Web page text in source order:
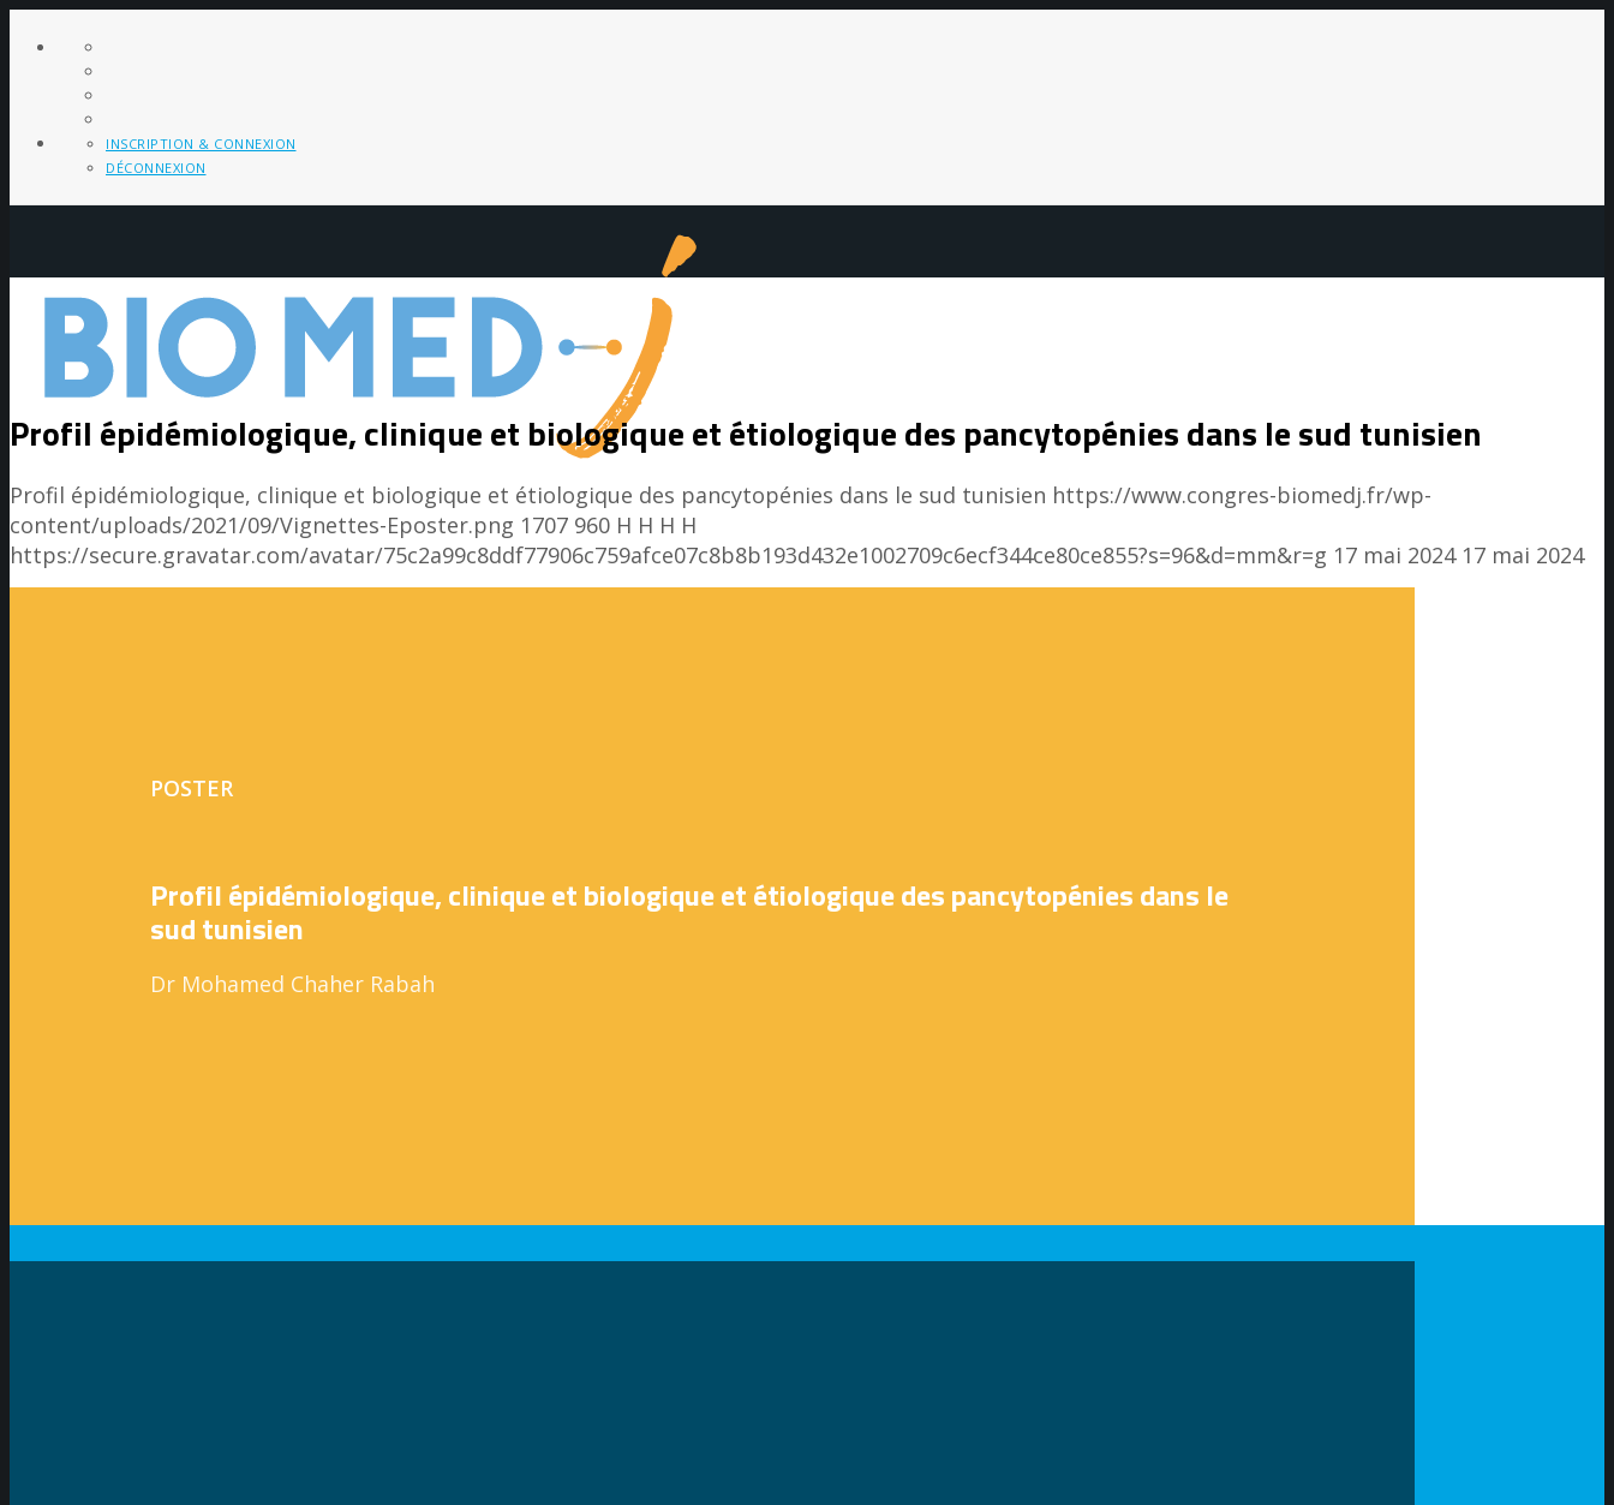
INSCRIPTION & CONNEXION
DÉCONNEXION
Profil épidémiologique, clinique et biologique et étiologique des pancytopénies dans le sud tunisien
Profil épidémiologique, clinique et biologique et étiologique des pancytopénies dans le sud tunisien https://www.congres-biomedj.fr/wp-
content/uploads/2021/09/Vignettes-Eposter.png 1707 960 H H H H
https://secure.gravatar.com/avatar/75c2a99c8ddf77906c759afce07c8b8b193d432e1002709c6ecf344ce80ce855?s=96&d=mm&r=g 17 mai 2024 17 mai 2024
POSTER
Profil épidémiologique, clinique et biologique et étiologique des pancytopénies dans le
sud tunisien
Dr Mohamed Chaher Rabah